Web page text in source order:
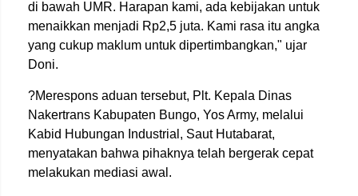
di bawah UMR. Harapan kami, ada kebijakan untuk
menaikkan menjadi Rp2,5 juta. Kami rasa itu angka
yang cukup maklum untuk dipertimbangkan," ujar
Doni.
?Merespons aduan tersebut, Plt. Kepala Dinas
Nakertrans Kabupaten Bungo, Yos Army, melalui
Kabid Hubungan Industrial, Saut Hutabarat,
menyatakan bahwa pihaknya telah bergerak cepat
melakukan mediasi awal.